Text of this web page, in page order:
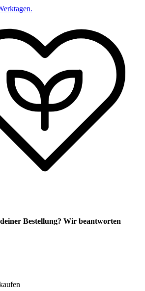
Bestellung? Wir beantworten